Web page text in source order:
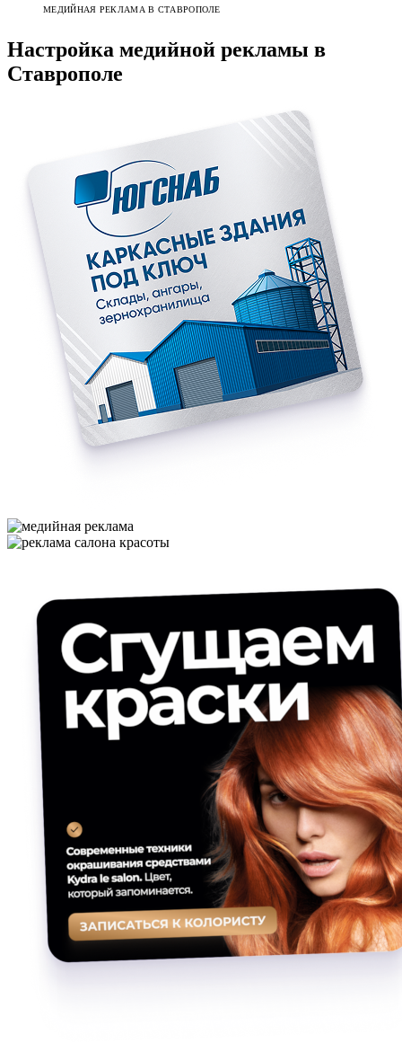
МЕДИЙНАЯ РЕКЛАМА В СТАВРОПОЛЕ
Настройка медийной рекламы в
Ставрополе